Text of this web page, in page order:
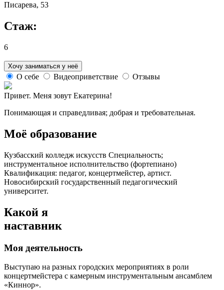
Писарева, 53
Стаж:
6
Хочу заниматься у неё
О себе Видеоприветствие Отзывы
Привет. Меня зовут Екатерина!
Понимающая и справедливая; добрая и требовательная.
Моё образование
Кузбасский колледж искусств Специальность;
инструментальное исполнительство (фортепиано)
Квалификация: педагог, концертмейстер, артист.
Новосибирский государственный педагогический
университет.
Какой я
наставник
Моя деятельность
Выступаю на разных городских мероприятиях в роли
концертмейстера с камерным инструментальным ансамблем
«Киннор».